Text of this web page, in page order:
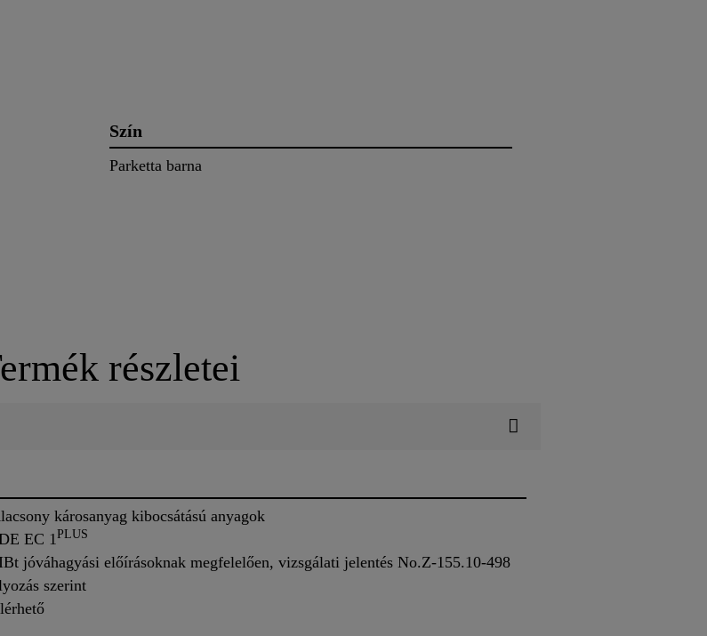
Szín
Parketta barna
részletei
károsanyag kibocsátású anyagok
EC 1PLUS
jóváhagyási előírásoknak megfelelően, vizsgálati jelentés No.Z-155.10-498
szerint